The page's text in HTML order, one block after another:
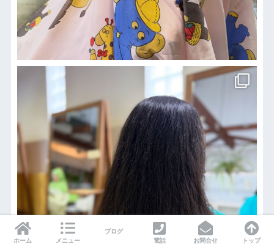
ホーム メニュー
ブログ
電話
お問合せ トップ